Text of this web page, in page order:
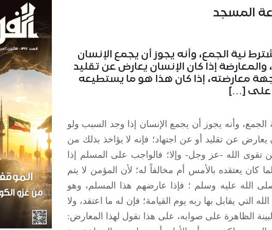
المسجد
نية الجمع، وأنه يجوز أن يجمع الإنسان
والمعارضة إذا كان الإنسان يعارض عن تقليد
معارضته، إذا كان هذا هو ما يستطيعه
على […]
وأنه يجوز أن يجمع الإنسان إذا وجد السبب ولو
يعارض عن تقليد أو عن اجتهاد؛ فإنه لا يؤاخذ بذلك من
الله -عز وجل- وإلا؛ فالواجب على المسلم إذا
كان يعتقده بالأمس أم مخالفاً له؛ لأن المؤمن لا يتم
صلى الله عليه وسلم ؛ فإذا عارضهم هذا المسلم، وهو
التي يقابل بها ربه يوم القيامة؛ فإن له ما اعتقد، ولا
الظاهرة على صوابه، على هذا نقول لهذا المعارض: